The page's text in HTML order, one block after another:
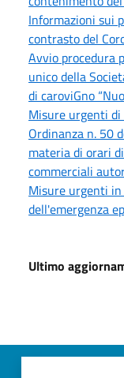
Informazioni sui
contrasto del
Avvio procedura
unico della
di caroviGno
Misure urgenti
Ordinanza n. 50
materia di orari
commerciali
Misure urgenti
dell'emergenza
Ultimo